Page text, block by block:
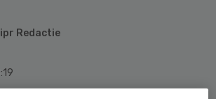
Redactie